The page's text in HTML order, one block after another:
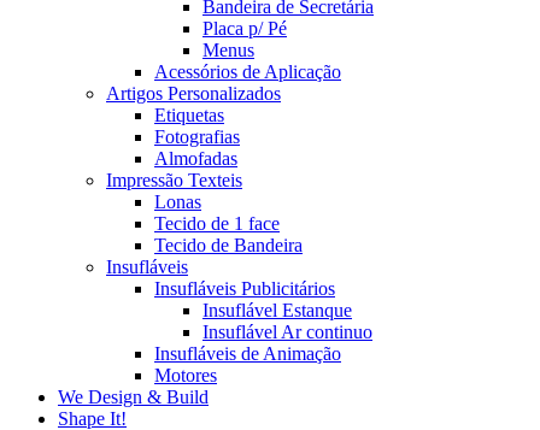
Bandeira de Secretária
Placa p/ Pé
Menus
Acessórios de Aplicação
Artigos Personalizados
Etiquetas
Fotografias
Almofadas
Impressão Texteis
Lonas
Tecido de 1 face
Tecido de Bandeira
Insufláveis
Insufláveis Publicitários
Insuflável Estanque
Insuflável Ar continuo
Insufláveis de Animação
Motores
We Design & Build
Shape It!